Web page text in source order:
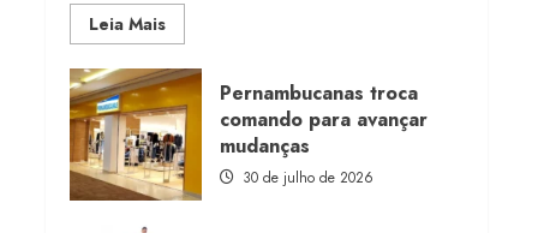
Leia MaisRead
more
Morena
Rosa
lança
franquia
com
estoque
consignado
Pernambucanas troca
comando para avançar
mudanças
30 de julho de 2026